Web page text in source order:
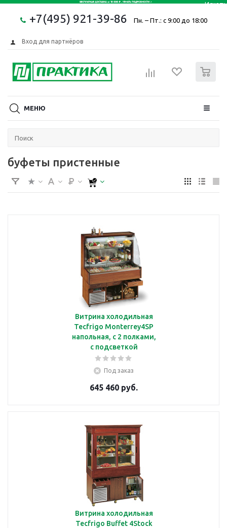
+7(495) 921-39-86 Пн. – Пт.: с 9:00 до 18:00
Вход для партнёров
МЕНЮ
буфеты пристенные
Витрина холодильная
Tecfrigo Monterrey4SP
напольная, с 2 полками,
с подсветкой
Под заказ
645 460 руб.
Витрина холодильная
Tecfrigo Buffet 4Stock